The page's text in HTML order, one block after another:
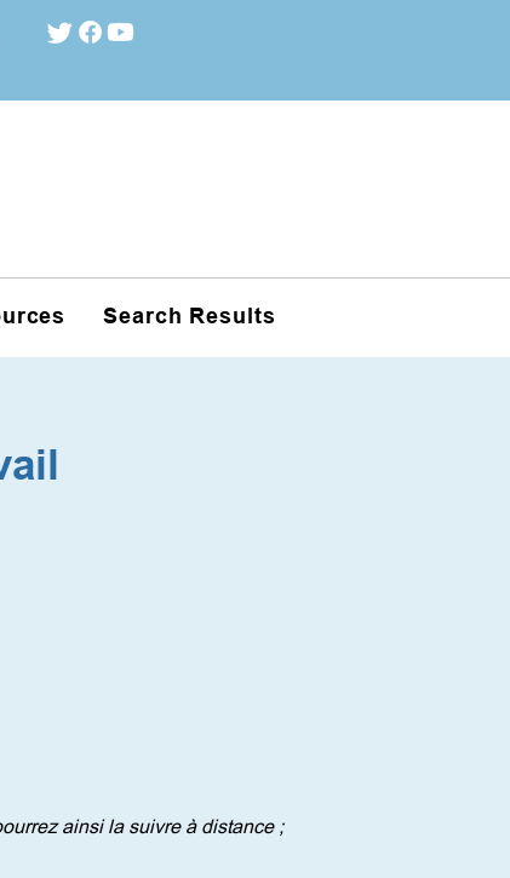
Search Results
ainsi la suivre à distance ;